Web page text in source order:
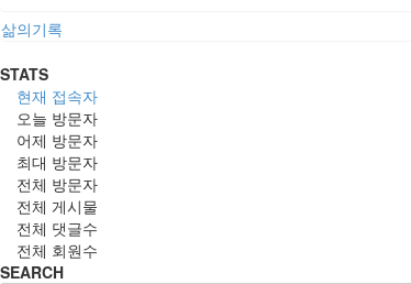
삶의기록
STATS
현재 접속자
오늘 방문자
어제 방문자
최대 방문자
전체 방문자
전체 게시물
전체 댓글수
전체 회원수
SEARCH